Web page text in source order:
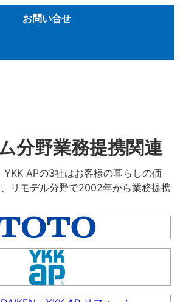
お問い合せ
分野業務提携関連
YKK APの3社はお客様の暮らしの価
リモデル分野で2002年から業務提携